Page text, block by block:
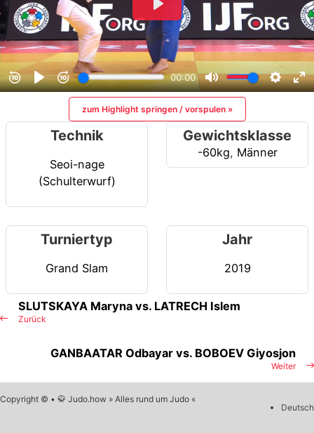
zum Highlight springen / vorspulen »
Technik
Seoi-nage
(Schulterwurf)
Gewichtsklasse
-60kg, Männer
Turniertyp
Grand Slam
Jahr
2019
Zurück
SLUTSKAYA Maryna vs. LATRECH Islem
Weiter
GANBAATAR Odbayar vs. BOBOEV Giyosjon
Copyright © • 🥋 Judo.how » Alles rund um Judo «
Deutsch